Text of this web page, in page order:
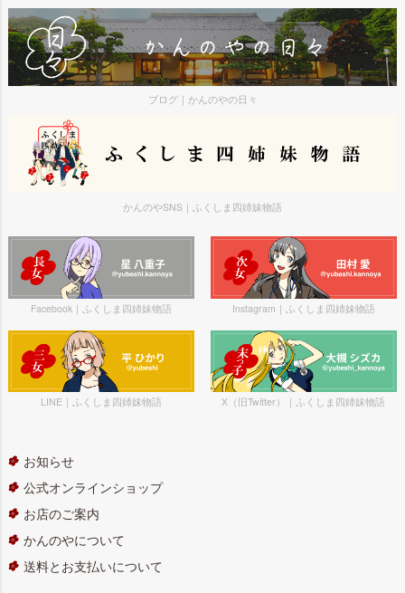
ブログ｜かんのやの日々
かんのやSNS｜ふくしま四姉妹物語
Facebook｜ふくしま四姉妹物語 Instagram｜ふくしま四姉妹物語
LINE｜ふくしま四姉妹物語 X（旧Twitter）｜ふくしま四姉妹物語
お知らせ
公式オンラインショップ
お店のご案内
かんのやについて
送料とお支払いについて